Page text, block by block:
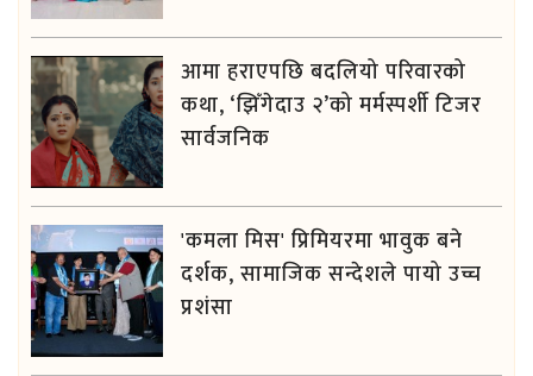
आमा हराएपछि बदलियो परिवारको
कथा, ‘झिँगेदाउ २’को मर्मस्पर्शी टिजर
सार्वजनिक
'कमला मिस' प्रिमियरमा भावुक बने
दर्शक, सामाजिक सन्देशले पायो उच्च
प्रशंसा